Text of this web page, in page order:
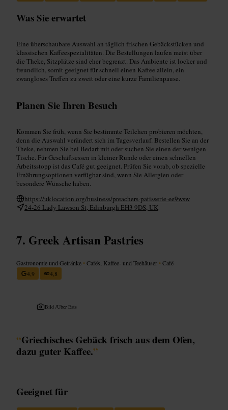
Was Sie erwartet
Eine überschaubare Auswahl an täglich frischen Gebäckstücken und
klassischen Kaffeespezialitäten. Die Bestellungen laufen meist über
die Theke, Sitzplätze sind eher begrenzt. Das Ambiente ist locker und
freundlich, somit geeignet für schnell einen Kaffee allein, ein
zwangloses Treffen zu zweit oder eine kurze Familienpause.
Planen Sie Ihren Besuch
Kommen Sie früh, wenn Sie bestimmte Teilchen probieren möchten,
denn die Auswahl verändert sich im Tagesverlauf. Bestellen Sie an der
Theke, nehmen Sie bei Bedarf mit oder suchen Sie einen der wenigen
Tische. Für Geschäftsessen in kleiner Runde oder einen schnellen
Arbeitsstopp ist das Café gut geeignet. Prüfen Sie vorab, ob spezielle
Ernährungsoptionen verfügbar sind, wenn Sie Allergien oder
besondere Wünsche haben.
https://uklocation.org/business/preachers-patisserie-ee9wsw
24-26 Lady Lawson St, Edinburgh EH3 9DS, UK
Greek Artisan Pastries
Gastronomie und Getränke •Cafés, Kaffee- und Teehäuser •Café
4,9
4,8
Bild /Uber Eats
“Griechisches Gebäck frisch aus dem Ofen,
dazu guter Kaffee.”
Geeignet für